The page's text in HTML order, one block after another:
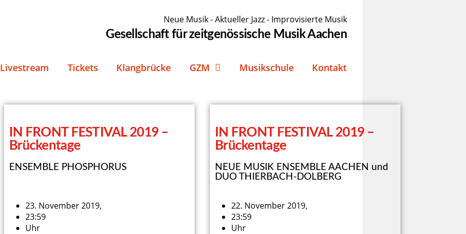
Neue Musik - Aktueller Jazz - Improvisierte Musik
Gesellschaft für zeitgenössische Musik Aachen
Livestream Tickets Klangbrücke GZM Musikschule Kontakt
IN FRONT FESTIVAL 2019 –
Brückentage
ENSEMBLE PHOSPHORUS
23. November 2019,
23:59
Uhr
IN FRONT FESTIVAL 2019 –
Brückentage
NEUE MUSIK ENSEMBLE AACHEN und
DUO THIERBACH-DOLBERG
22. November 2019,
23:59
Uhr